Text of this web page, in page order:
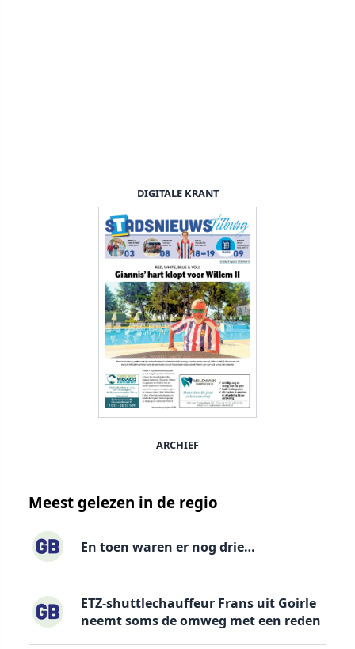
DIGITALE KRANT
ARCHIEF
Meest gelezen in de regio
En toen waren er nog drie…
ETZ-shuttlechauffeur Frans uit Goirle
neemt soms de omweg met een reden